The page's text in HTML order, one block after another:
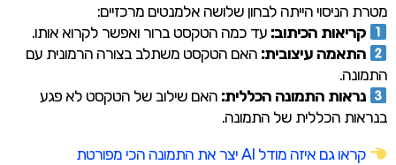
מטרת הניסוי הייתה לבחון שלושה אלמנטים מרכזיים:
קריאות הכיתוב: עד כמה הטקסט ברור ואפשר לקרוא אותו.
התאמה עיצובית: האם הטקסט משתלב בצורה הרמונית עם
התמונה.
נראות התמונה הכללית: האם שילוב של הטקסט לא פגע
בנראות הכללית של התמונה.
קראו גם איזה מודל AI יצר את התמונה הכי מפורטת